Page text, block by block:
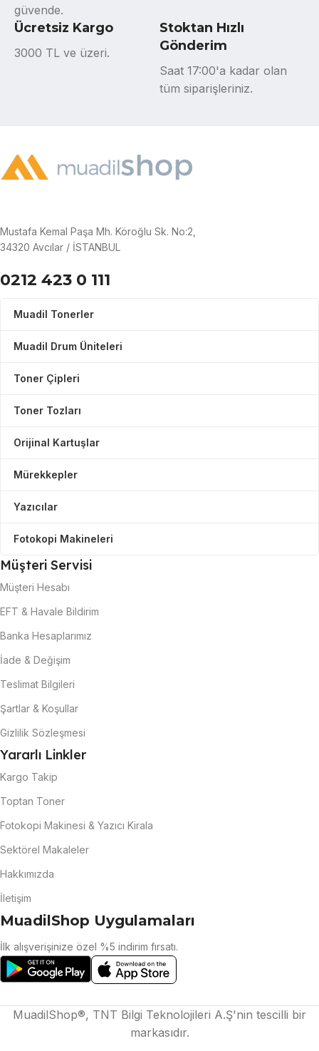
güvende.
Ücretsiz Kargo
3000 TL ve üzeri.
Stoktan Hızlı
Gönderim
Saat 17:00'a kadar olan
tüm siparişleriniz.
Mustafa Kemal Paşa Mh. Köroğlu Sk. No:2,
34320 Avcılar / İSTANBUL
0212 423 0 111
Muadil Tonerler
Muadil Drum Üniteleri
Toner Çipleri
Toner Tozları
Orijinal Kartuşlar
Mürekkepler
Yazıcılar
Fotokopi Makineleri
Müşteri Servisi
Müşteri Hesabı
EFT & Havale Bildirim
Banka Hesaplarımız
İade & Değişim
Teslimat Bilgileri
Şartlar & Koşullar
Gizlilik Sözleşmesi
Yararlı Linkler
Kargo Takip
Toptan Toner
Fotokopi Makinesi & Yazıcı Kirala
Sektörel Makaleler
Hakkımızda
İletişim
MuadilShop Uygulamaları
İlk alışverişinize özel %5 indirim fırsatı.
MuadilShop®, TNT Bilgi Teknolojileri A.Ş'nin tescilli bir
markasıdır.